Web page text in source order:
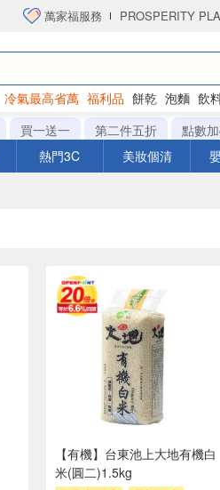
萬家福服務 PROSPERITY
冷氣最高省萬 福利品 餅乾 泡麵 飲
買一送一 第二件五折 點數
熱門3C 美妝個清
【有機】台東池上大地有機白
米(圓二)1.5kg